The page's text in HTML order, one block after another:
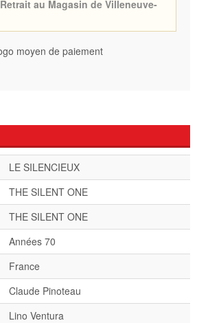
Retrait au Magasin de Villeneuve-
LE SILENCIEUX
THE SILENT ONE
THE SILENT ONE
Années 70
France
Claude Pinoteau
Lino Ventura